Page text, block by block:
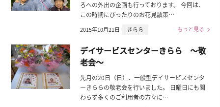
ろへの外出の企画も行っております。 今回は、
この時期にぴったりのお花見散策…
2015年10月21日 きらら もっと見る
デイサービスセンターきらら ～敬
老会～
先月の20日（日）、一般型デイサービスセンタ
ーきららの敬老会を行いました。 日曜日にも関
わらず多くのご利用者の方々に…